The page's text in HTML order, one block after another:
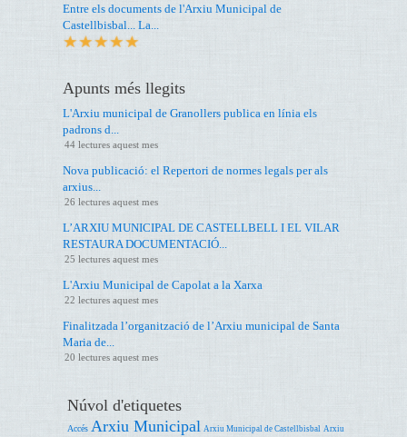
Entre els documents de l'Arxiu Municipal de
Castellbisbal... La...
Apunts més llegits
L'Arxiu municipal de Granollers publica en línia els
padrons d...
44 lectures aquest mes
Nova publicació: el Repertori de normes legals per als
arxius...
26 lectures aquest mes
L’ARXIU MUNICIPAL DE CASTELLBELL I EL VILAR
RESTAURA DOCUMENTACIÓ...
25 lectures aquest mes
L'Arxiu Municipal de Capolat a la Xarxa
22 lectures aquest mes
Finalitzada l’organització de l’Arxiu municipal de Santa
Maria de...
20 lectures aquest mes
Núvol d'etiquetes
Accés Arxiu Municipal Arxiu Municipal de Castellbisbal Arxiu